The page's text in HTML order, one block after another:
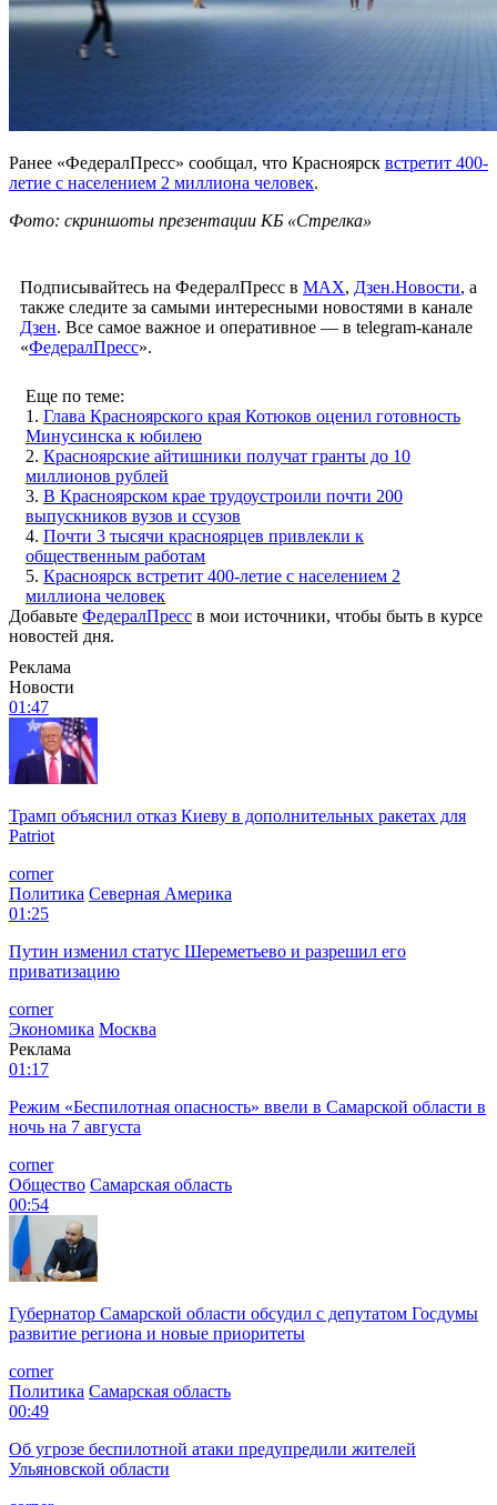
Ранее «ФедералПресс» сообщал, что Красноярск встретит 400-
летие с населением 2 миллиона человек.
Фото: скриншоты презентации КБ «Стрелка»
Подписывайтесь на ФедералПресс в МАХ, Дзен.Новости, а
также следите за самыми интересными новостями в канале
Дзен. Все самое важное и оперативное — в telegram-канале
«ФедералПресс».
Еще по теме:
1. Глава Красноярского края Котюков оценил готовность
Минусинска к юбилею
2. Красноярские айтишники получат гранты до 10
миллионов рублей
3. В Красноярском крае трудоустроили почти 200
выпускников вузов и ссузов
4. Почти 3 тысячи красноярцев привлекли к
общественным работам
5. Красноярск встретит 400-летие с населением 2
миллиона человек
Добавьте ФедералПресс в мои источники, чтобы быть в курсе
новостей дня.
Реклама
Новости
01:47
Трамп объяснил отказ Киеву в дополнительных ракетах для
Patriot
corner
Политика Северная Америка
01:25
Путин изменил статус Шереметьево и разрешил его
приватизацию
corner
Экономика Москва
Реклама
01:17
Режим «Беспилотная опасность» ввели в Самарской области в
ночь на 7 августа
corner
Общество Самарская область
00:54
Губернатор Самарской области обсудил с депутатом Госдумы
развитие региона и новые приоритеты
corner
Политика Самарская область
00:49
Об угрозе беспилотной атаки предупредили жителей
Ульяновской области